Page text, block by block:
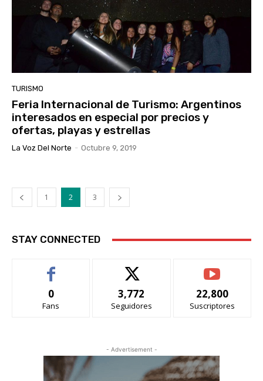
TURISMO
Feria Internacional de Turismo: Argentinos
interesados en especial por precios y
ofertas, playas y estrellas
La Voz Del Norte - Octubre 9, 2019
1 2 3
STAY CONNECTED
0
Fans
3,772
Seguidores
22,800
Suscriptores
- Advertisement -